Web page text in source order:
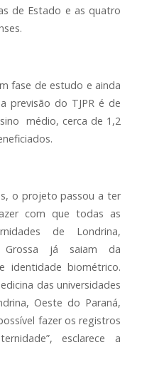
de Estado e as quatro
fase de estudo e ainda
previsão do TJPR é de
médio, cerca de 1,2
o projeto passou a ter
com que todas as
de Londrina,
Grossa já saiam da
identidade biométrico.
das universidades
Oeste do Paraná,
fazer os registros
esclarece a